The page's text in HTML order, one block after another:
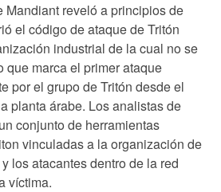
Mandiant reveló a principios de
el código de ataque de Tritón
industrial de la cual no se
que marca el primer ataque
por el grupo de Tritón desde el
planta árabe. Los analistas de
conjunto de herramientas
vinculadas a la organización de
los atacantes dentro de la red
víctima.